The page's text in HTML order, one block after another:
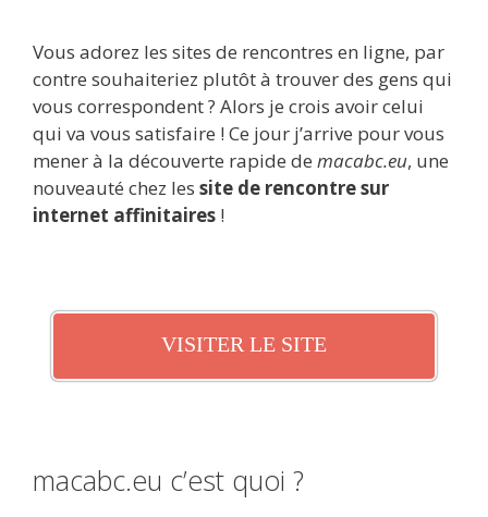
Vous adorez les sites de rencontres en ligne, par
contre souhaiteriez plutôt à trouver des gens qui
vous correspondent ? Alors je crois avoir celui
qui va vous satisfaire ! Ce jour j’arrive pour vous
mener à la découverte rapide de macabc.eu, une
nouveauté chez les site de rencontre sur
internet affinitaires !
VISITER LE SITE
macabc.eu c’est quoi ?